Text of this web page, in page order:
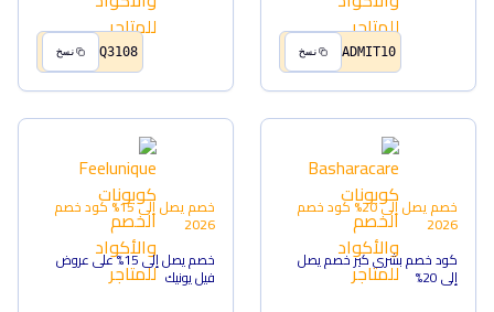
ADMIT10 نسخ Q3108 نسخ
خصم يصل إلى 20% كود خصم
2026
كود خصم بشرى كير خصم يصل
إلى 20%
خصم يصل إلى 15% كود خصم
2026
خصم يصل إلى 15% على عروض
فيل يونيك